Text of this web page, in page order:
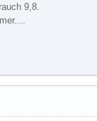
9,8.